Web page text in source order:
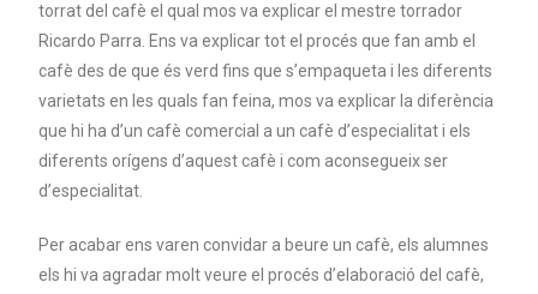
torrat del cafè el qual mos va explicar el mestre torrador
Ricardo Parra. Ens va explicar tot el procés que fan amb el
cafè des de que és verd fins que s’empaqueta i les diferents
varietats en les quals fan feina, mos va explicar la diferència
que hi ha d’un cafè comercial a un cafè d’especialitat i els
diferents orígens d’aquest cafè i com aconsegueix ser
d’especialitat.
Per acabar ens varen convidar a beure un cafè, els alumnes
els hi va agradar molt veure el procés d’elaboració del cafè,